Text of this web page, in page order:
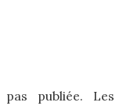
publiée.
Les